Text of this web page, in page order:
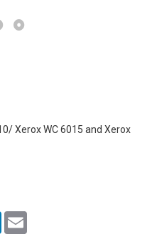
Xerox WC 6015 and Xerox
LinkedIn